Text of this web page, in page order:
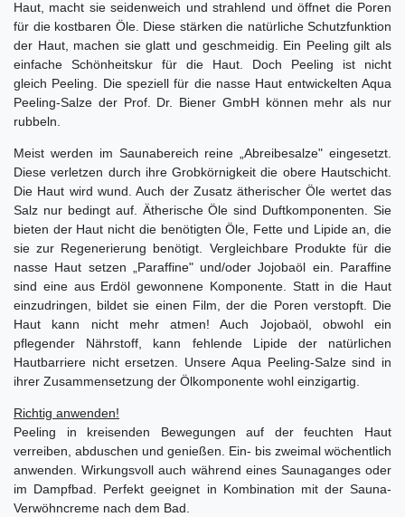
Haut, macht sie seidenweich und strahlend und öffnet die Poren
für die kostbaren Öle. Diese stärken die natürliche Schutzfunktion
der Haut, machen sie glatt und geschmeidig. Ein Peeling gilt als
einfache Schönheitskur für die Haut. Doch Peeling ist nicht
gleich Peeling. Die speziell für die nasse Haut entwickelten Aqua
Peeling-Salze der Prof. Dr. Biener GmbH können mehr als nur
rubbeln.
Meist werden im Saunabereich reine „Abreibesalze" eingesetzt.
Diese verletzen durch ihre Grobkörnigkeit die obere Hautschicht.
Die Haut wird wund. Auch der Zusatz ätherischer Öle wertet das
Salz nur bedingt auf. Ätherische Öle sind Duftkomponenten. Sie
bieten der Haut nicht die benötigten Öle, Fette und Lipide an, die
sie zur Regenerierung benötigt. Vergleichbare Produkte für die
nasse Haut setzen „Paraffine" und/oder Jojobaöl ein. Paraffine
sind eine aus Erdöl gewonnene Komponente. Statt in die Haut
einzudringen, bildet sie einen Film, der die Poren verstopft. Die
Haut kann nicht mehr atmen! Auch Jojobaöl, obwohl ein
pflegender Nährstoff, kann fehlende Lipide der natürlichen
Hautbarriere nicht ersetzen. Unsere Aqua Peeling-Salze sind in
ihrer Zusammensetzung der Ölkomponente wohl einzigartig.
Richtig anwenden!
Peeling in kreisenden Bewegungen auf der feuchten Haut
verreiben, abduschen und genießen. Ein- bis zweimal wöchentlich
anwenden. Wirkungsvoll auch während eines Saunaganges oder
im Dampfbad. Perfekt geeignet in Kombination mit der Sauna-
Verwöhncreme nach dem Bad.